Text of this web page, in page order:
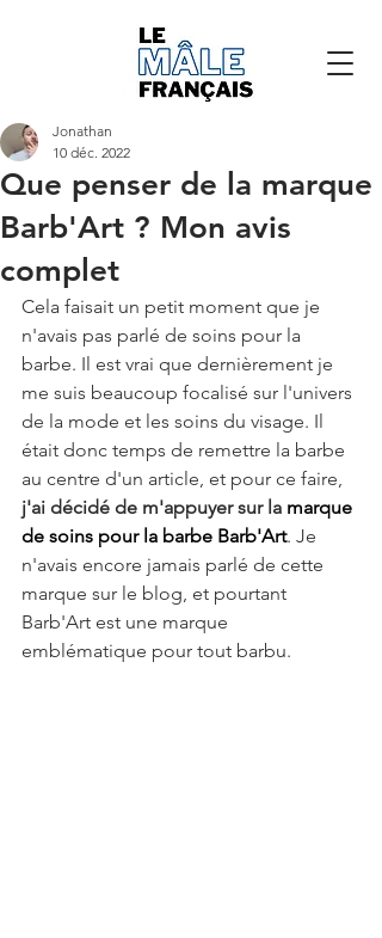
Que penser de la marque
Barb'Art ? Mon avis
complet
Jonathan
10 déc. 2022
Cela faisait un petit moment que je
n'avais pas parlé de soins pour la
barbe. Il est vrai que dernièrement je
me suis beaucoup focalisé sur l'univers
de la mode et les soins du visage. Il
était donc temps de remettre la barbe
au centre d'un article, et pour ce faire,
j'ai décidé de m'appuyer sur la marque
de soins pour la barbe Barb'Art. Je
n'avais encore jamais parlé de cette
marque sur le blog, et pourtant
Barb'Art est une marque
emblématique pour tout barbu.